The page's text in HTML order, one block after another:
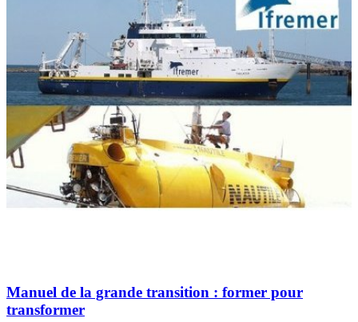
Manuel de la grande transition : former pour
transformer